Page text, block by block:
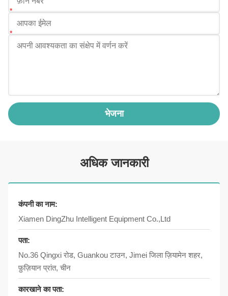
भेजना
अधिक जानकारी
कंपनी का नाम:
Xiamen DingZhu Intelligent Equipment Co.,Ltd
पता:
No.36 Qingxi रोड, Guankou टाउन, Jimei जिला ज़ियामेन शहर,
फ़ुज़ियान प्रांत, चीन
कारखाने का पता: